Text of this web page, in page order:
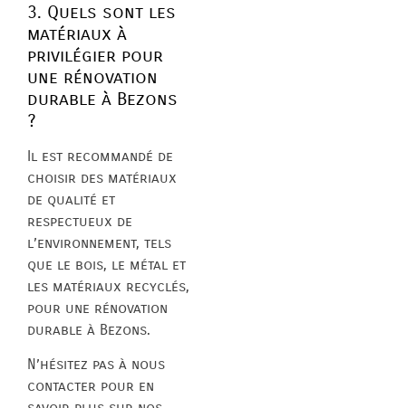
3. Quels sont les
matériaux à
privilégier pour
une rénovation
durable à Bezons
?
Il est recommandé de
choisir des matériaux
de qualité et
respectueux de
l’environnement, tels
que le bois, le métal et
les matériaux recyclés,
pour une rénovation
durable à Bezons.
N’hésitez pas à nous
contacter pour en